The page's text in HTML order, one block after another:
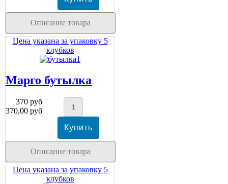
Описание товара
Цена указана за упаковку 5
клубков
Марго бутылка
370 руб
370,00 руб
Описание товара
Цена указана за упаковку 5
клубков